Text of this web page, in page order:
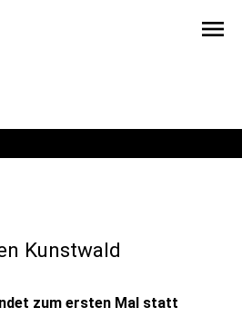
menu
Kunstwald
zum ersten Mal statt